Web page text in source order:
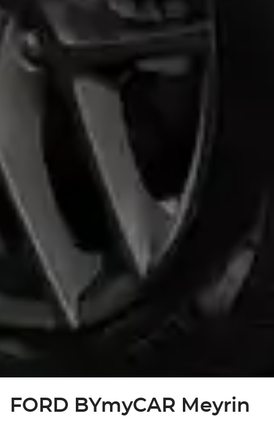
FORD BYmyCAR Meyrin